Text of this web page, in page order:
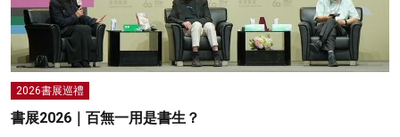
2026書展巡禮
書展2026｜百無一用是書生？